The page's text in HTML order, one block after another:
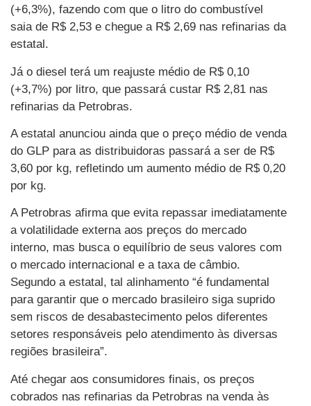
(+6,3%), fazendo com que o litro do combustível
saia de R$ 2,53 e chegue a R$ 2,69 nas refinarias da
estatal.
Já o diesel terá um reajuste médio de R$ 0,10
(+3,7%) por litro, que passará custar R$ 2,81 nas
refinarias da Petrobras.
A estatal anunciou ainda que o preço médio de venda
do GLP para as distribuidoras passará a ser de R$
3,60 por kg, refletindo um aumento médio de R$ 0,20
por kg.
A Petrobras afirma que evita repassar imediatamente
a volatilidade externa aos preços do mercado
interno, mas busca o equilíbrio de seus valores com
o mercado internacional e a taxa de câmbio.
Segundo a estatal, tal alinhamento “é fundamental
para garantir que o mercado brasileiro siga suprido
sem riscos de desabastecimento pelos diferentes
setores responsáveis pelo atendimento às diversas
regiões brasileira”.
Até chegar aos consumidores finais, os preços
cobrados nas refinarias da Petrobras na venda às